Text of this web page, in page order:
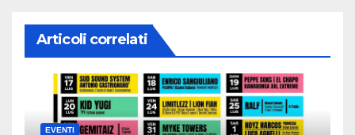
Articoli correlati
EVENTI